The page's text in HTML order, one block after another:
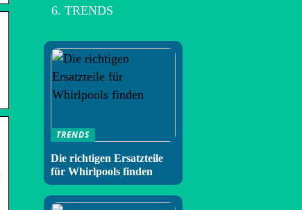
TRENDS
TRENDS
Die richtigen Ersatzteile
für Whirlpools finden